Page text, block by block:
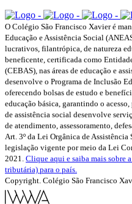
O Colégio São Francisco Xavier é
Educação e Assistência Social
lucrativos, filantrópica, de natureza
beneficente, certificada como
(CEBAS), nas áreas de educação e
desenvolve o Programa de Inclusão
oferecendo bolsas de estudo e
educação básica, garantindo o
de assistência social desenvolve
de atendimento, assessoramento,
Art. 3º da Lei Orgânica de
legislação vigente por meio da Lei
2021. Clique aqui e saiba mais sobre
tributária) para o país.
Copyright. Colégio São Francisco